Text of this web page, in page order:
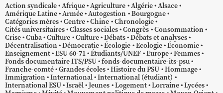
Action syndicale Afrique Agriculture Algérie Alsace
Amérique Latine Armée Autogestion
Bourgogne
Catégories mères Centre Chine Chronologie
Cités universitaires Classes sociales Congrès Consommation
Crise Cuba Culture Culture Débats Débats et analyses
Décentralisation Démocratie Écologie Ecologie Économie
Enseignement ESU 60-71 Étudiants/UNEF Europe Femmes
Fonds documentaire ITS/PSU fonds-documentaire-its-psu
Franche-comté Grandes écoles Histoire du PSU Hommage
Immigration International International (étudiant)
International ESU Israël Jeunes Logement Lorraine Lycées